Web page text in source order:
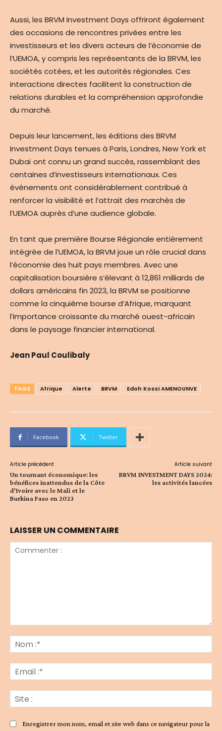
Aussi, les BRVM Investment Days offriront également
des occasions de rencontres privées entre les
investisseurs et les divers acteurs de l’économie de
l’UEMOA, y compris les représentants de la BRVM, les
sociétés cotées, et les autorités régionales. Ces
interactions directes facilitent la construction de
relations durables et la compréhension approfondie
du marché.
Depuis leur lancement, les éditions des BRVM
Investment Days tenues à Paris, Londres, New York et
Dubaï ont connu un grand succès, rassemblant des
centaines d’investisseurs internationaux. Ces
événements ont considérablement contribué à
renforcer la visibilité et l’attrait des marchés de
l’UEMOA auprès d’une audience globale.
En tant que première Bourse Régionale entièrement
intégrée de l’UEMOA, la BRVM joue un rôle crucial dans
l’économie des huit pays membres. Avec une
capitalisation boursière s’élevant à 12,861 milliards de
dollars américains fin 2023, la BRVM se positionne
comme la cinquième bourse d’Afrique, marquant
l’importance croissante du marché ouest-africain
dans le paysage financier international.
Jean Paul Coulibaly
TAGS Afrique Alerte BRVM Edoh Kossi AMENOUNVE
Facebook Twitter
Article précédent
Un tournant économique: les
bénéfices inattendus de la Côte
d’Ivoire avec le Mali et le
Burkina Faso en 2023
Article suivant
BRVM INVESTMENT DAYS 2024:
les activités lancées
LAISSER UN COMMENTAIRE
:*
:*
:
Enregistrer mon nom, email et site web dans ce navigateur pour la